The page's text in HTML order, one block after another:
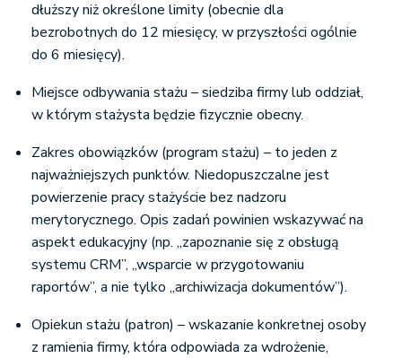
dłuższy niż określone limity (obecnie dla
bezrobotnych do 12 miesięcy, w przyszłości ogólnie
do 6 miesięcy).
Miejsce odbywania stażu – siedziba firmy lub oddział,
w którym stażysta będzie fizycznie obecny.
Zakres obowiązków (program stażu) – to jeden z
najważniejszych punktów. Niedopuszczalne jest
powierzenie pracy stażyście bez nadzoru
merytorycznego. Opis zadań powinien wskazywać na
aspekt edukacyjny (np. „zapoznanie się z obsługą
systemu CRM”, „wsparcie w przygotowaniu
raportów”, a nie tylko „archiwizacja dokumentów”).
Opiekun stażu (patron) – wskazanie konkretnej osoby
z ramienia firmy, która odpowiada za wdrożenie,